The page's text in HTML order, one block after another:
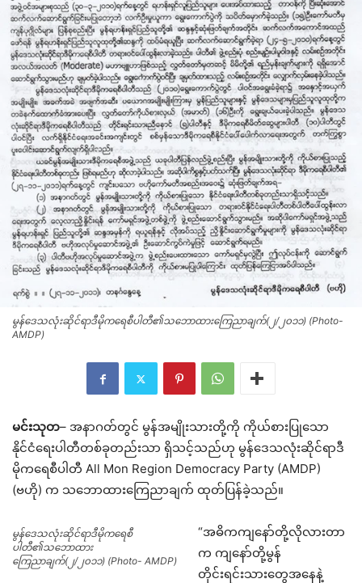
မွန်ဒေသလုံးဆိုင်ရာဒီမိုကရေစီပါတီ၏သဘောထားကြေညာချက်(၂/၂၀၁၁) (Photo-
AMDP)
မင်းသုတ– အနာဂတ်တွင် မွန်အမျိုးသားတို့ကို ကိုယ်စားပြုသော
နိုင်ငံရေးပါတီတစ်ခုတည်းသာ ရှိသင့်သည်ဟု မွန်ဒေသလုံးဆိုင်ရာဒီ
မိုကရေစီပါတီ All Mon Region Democracy Party (AMDP)
(ဗဟို) က သဘောထားကြေညာချက် ထုတ်ပြန်ခဲ့သည်။
မွန်ဒေသလုံးဆိုင်ရာဒီမိုကရေစီ
ပါတီ၏သဘောထား
ကြေညာချက်(၂/၂၀၁၁) (Photo- AMDP)
“အဓိကကျနော်တို့လိုလားတာ
က ကျနော်တို့မွန်
တိုင်းရင်းသားတွေအနေနဲ့